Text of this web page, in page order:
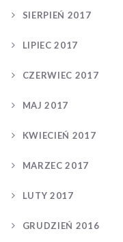
SIERPIEŃ 2017
LIPIEC 2017
CZERWIEC 2017
MAJ 2017
KWIECIEŃ 2017
MARZEC 2017
LUTY 2017
GRUDZIEŃ 2016